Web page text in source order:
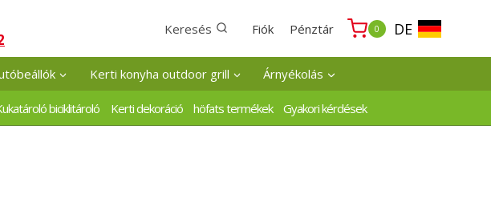
Keresés Fiók Pénztár 0 DE
Kerti konyha outdoor grill Árnyékolás
biciklitároló Kerti dekoráció höfats termékek Gyakori kérdések